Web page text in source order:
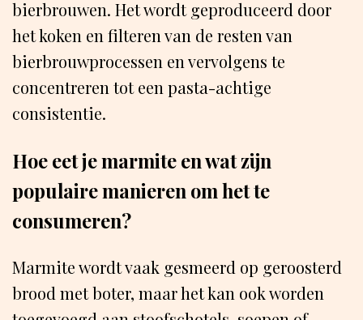
bierbrouwen. Het wordt geproduceerd door
het koken en filteren van de resten van
bierbrouwprocessen en vervolgens te
concentreren tot een pasta-achtige
consistentie.
Hoe eet je marmite en wat zijn
populaire manieren om het te
consumeren?
Marmite wordt vaak gesmeerd op geroosterd
brood met boter, maar het kan ook worden